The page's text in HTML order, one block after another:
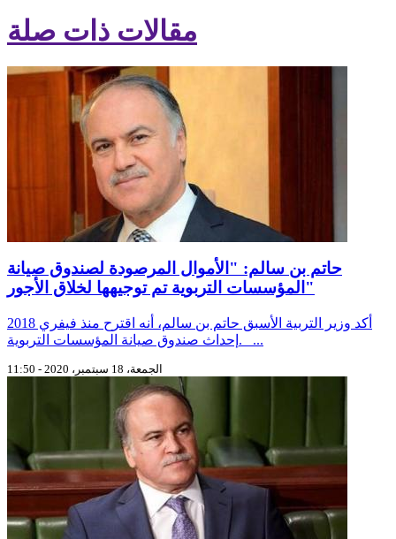
مقالات ذات صلة
حاتم بن سالم: "الأموال المرصودة لصندوق صيانة
المؤسسات التربوية تم توجيهها لخلاق الأجور"
أكد وزير التربية الأسبق حاتم بن سالم، أنه اقترح منذ فيفري 2018
إحداث صندوق صيانة المؤسسات التربوية. ...
الجمعة، 18 سبتمبر، 2020 - 11:50